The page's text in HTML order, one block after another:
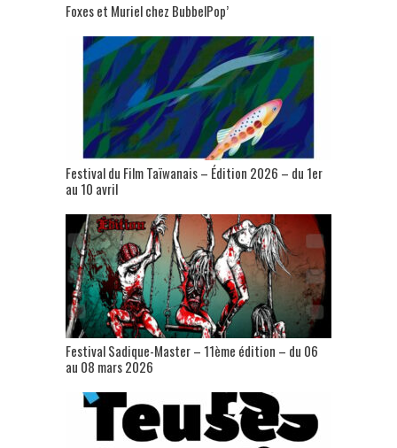
Foxes et Muriel chez BubbelPop’
Festival du Film Taïwanais – Édition 2026 – du 1er
au 10 avril
Festival Sadique-Master – 11ème édition – du 06
au 08 mars 2026